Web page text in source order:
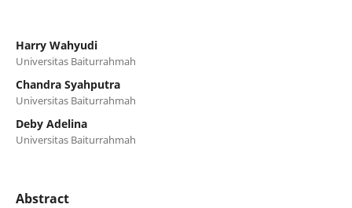
Harry Wahyudi
Universitas Baiturrahmah
Chandra Syahputra
Universitas Baiturrahmah
Deby Adelina
Universitas Baiturrahmah
Abstract